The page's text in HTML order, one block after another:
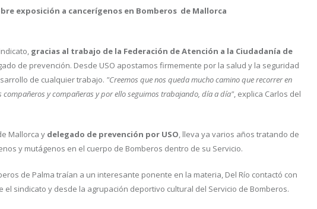
exposición a cancerígenos en Bomberos de Mallorca
gracias al trabajo de la Federación de Atención a la Ciudadanía de
de prevención. Desde USO apostamos firmemente por la salud y la seguridad
de cualquier trabajo. "Creemos que nos queda mucho camino que recorrer en
y compañeras y por ello seguimos trabajando, día a día", explica Carlos del
Mallorca y delegado de prevención por USO, lleva ya varios años tratando de
y mutágenos en el cuerpo de Bomberos dentro de su Servicio.
de Palma traían a un interesante ponente en la materia, Del Río contactó con
sindicato y desde la agrupación deportivo cultural del Servicio de Bomberos.